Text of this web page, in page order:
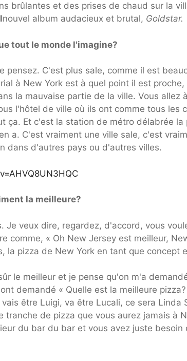
brûlantes et des prises de chaud sur la
nouvel album audacieux et brutal, Goldstar.
tout le monde l'imagine?
pensez. C'est plus sale, comme il est
à New York est à quel point il est
la mauvaise partie de la ville. Vous allez
l'hôtel de ville où ils ont comme tous les
ça. Et c'est la station de métro délabrée
a. C'est vraiment une ville sale, c'est
dans d'autres pays ou d'autres villes.
la meilleure?
Je veux dire, regardez, d'accord, vous
comme, « Oh New Jersey est meilleur,
la pizza de New York en tant que concept
le meilleur et je pense qu'on m'a
demandé « Quelle est la meilleure
être Luigi, va être Lucali, ce sera Linda
tranche de pizza que vous aurez jamais à
du bar du bar et vous avez juste besoin